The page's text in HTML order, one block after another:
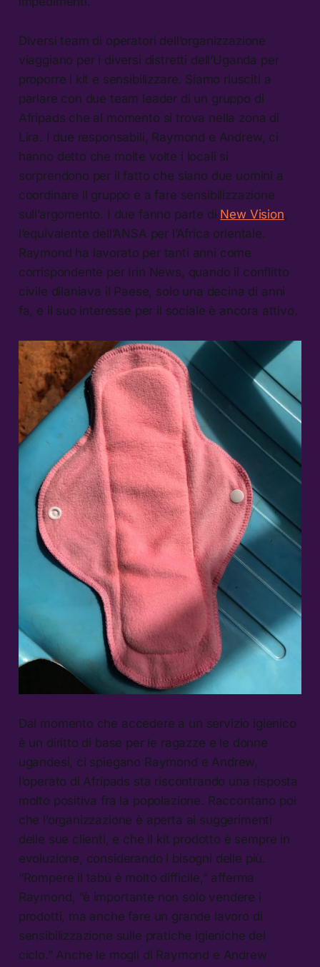
Diversi team di operatori dell’organizzazione
viaggiano per i diversi distretti dell’Uganda per
proporre i kit e sensibilizzare. Siamo riusciti a
parlare con due team leader di un gruppo di
Afripads che al momento si trova nella zona di
Lira. I due responsabili, Raymond e Andrew, ci
hanno detto che molte volte i locali si
sorprendono per il fatto che siano due uomini a
coordinare il gruppo e a fare sensibilizzazione
sull’argomento. I due fanno parte di New Vision
l’equivalente dell’ANSA per l’Africa orientale.
Raymond ha lavorato per tanti anni come
corrispondente per Irin News, quando il conflitto
civile dilaniava il Paese, solo una decina di anni
fa, e il suo interesse per il sociale è ancora attivo.
Dal momento che accedere a un servizio igienico
è un diritto di base per le ragazze e le donne
ugandesi, ci spiegano Raymond e Andrew,
l’operato di Afripads sta riscontrando una risposta
molto positiva fra la popolazione. Raccontano poi
che l’organizzazione è aperta ai suggerimenti
delle sue clienti, e che il kit prodotto è sempre in
evoluzione, considerando i bisogni delle più.
“Rompere il tabù è molto difficile,” afferma
Raymond, “è importante non solo vendere i
prodotti, ma anche fare un grande lavoro di
sensibilizzazione sulle pratiche igieniche del
ciclo.” Anche le mogli di Raymond e Andrew